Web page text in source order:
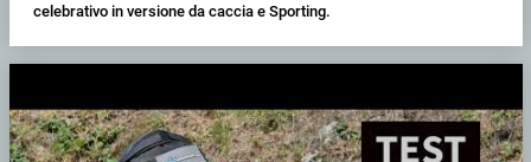
celebrativo in versione da caccia e Sporting.